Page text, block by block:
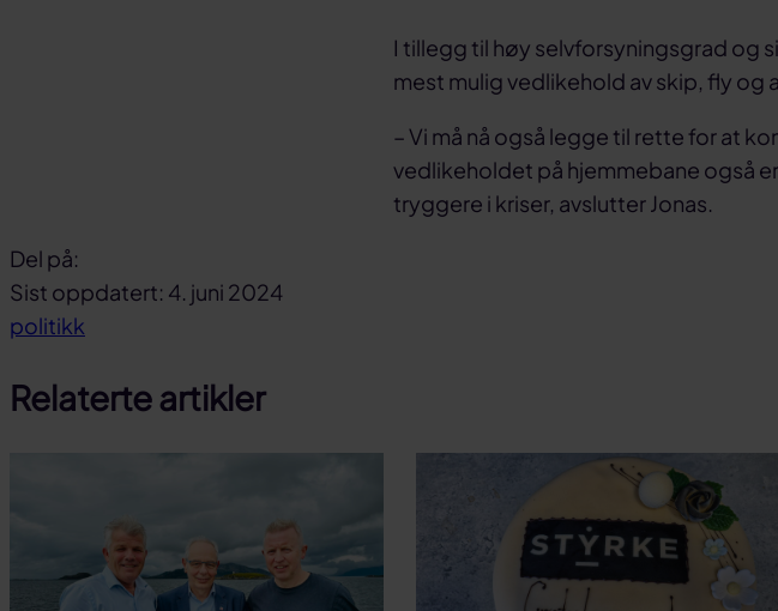
I tillegg til høy selvforsyningsgrad og
mest mulig vedlikehold av skip, fly og
– Vi må nå også legge til rette for at
vedlikeholdet på hjemmebane også
tryggere i kriser, avslutter Jonas.
Del på:
Del
på
Del
på
Del
link
Sist oppdatert: 4. juni 2024
politikk
Relaterte artikler